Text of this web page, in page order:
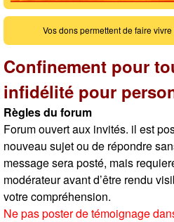
Vos dons permettent de faire
Confinement pour
infidélité pour
Règles du forum
Forum ouvert aux invités. il est
nouveau sujet ou de répondre
message sera posté, mais
modérateur avant d’être rendu
votre compréhension.
Ne pas poster de témoignage